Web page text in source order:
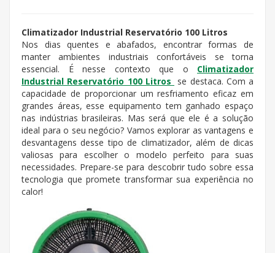
Climatizador Industrial Reservatório 100 Litros
Nos dias quentes e abafados, encontrar formas de
manter ambientes industriais confortáveis se torna
essencial. É nesse contexto que o Climatizador
Industrial Reservatório 100 Litros
se destaca. Com a
capacidade de proporcionar um resfriamento eficaz em
grandes áreas, esse equipamento tem ganhado espaço
nas indústrias brasileiras. Mas será que ele é a solução
ideal para o seu negócio? Vamos explorar as vantagens e
desvantagens desse tipo de climatizador, além de dicas
valiosas para escolher o modelo perfeito para suas
necessidades. Prepare-se para descobrir tudo sobre essa
tecnologia que promete transformar sua experiência no
calor!